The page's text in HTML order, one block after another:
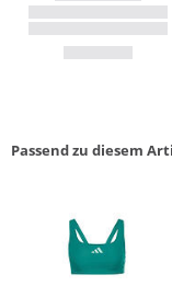
Passend zu diesem